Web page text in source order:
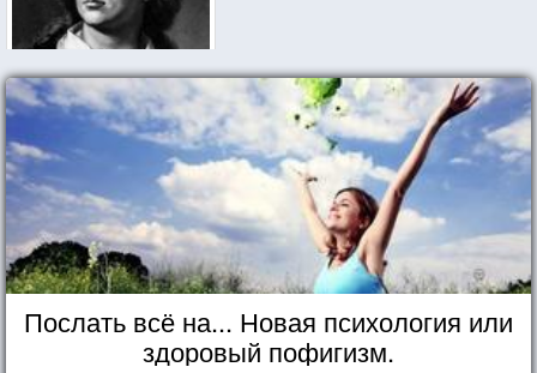
Послать всё на... Новая психология или
здоровый пофигизм.